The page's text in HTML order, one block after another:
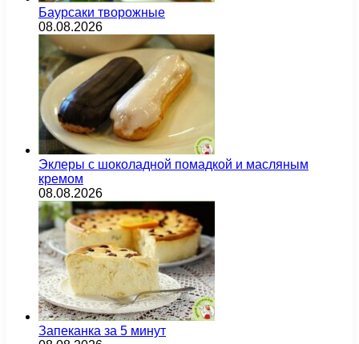
Баурсаки творожные
08.08.2026
Эклеры с шоколадной помадкой и масляным
кремом
08.08.2026
Запеканка за 5 минут